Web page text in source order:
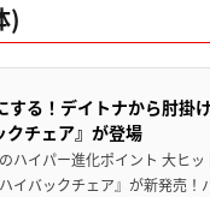
)
する！デイトナから肘掛
クチェア』が登場
ハイパー進化ポイント 大ヒ
イバックチェア』が新発売